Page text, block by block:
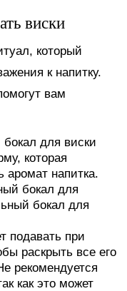
виски
который
к напитку.
вам
для виски
которая
аромат напитка.
бокал для
бокал для
подавать при
раскрыть все его
рекомендуется
как это может